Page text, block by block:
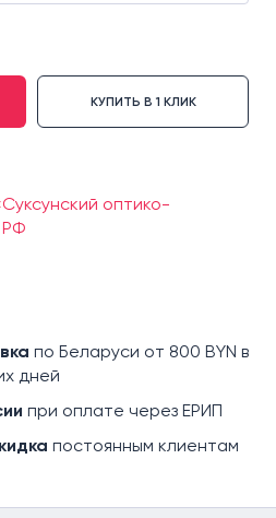
КУПИТЬ В 1 КЛИК
оптико-
РФ
по Беларуси от 800 BYN в
дней
при оплате через ЕРИП
постоянным клиентам